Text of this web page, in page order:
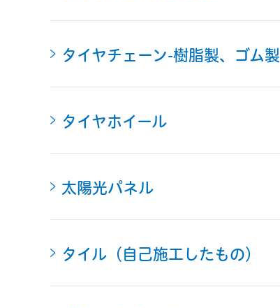
タイヤチェーン-樹脂製、ゴム製
タイヤホイール
太陽光パネル
タイル（自己施工したもの）